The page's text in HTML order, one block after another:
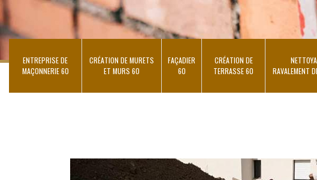
ENTREPRISE DE
MAÇONNERIE 60
CRÉATION DE MURETS
ET MURS 60
FAÇADIER
60
CRÉATION DE
TERRASSE 60
RAVALEMENT